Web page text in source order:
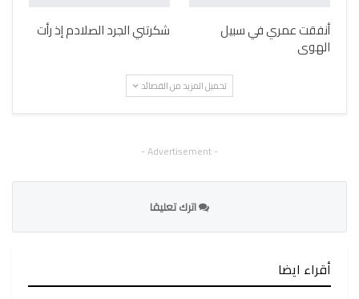
أنفقت عمري في سبيل
الهوى
شكرتني الجرد الصلادم إذ رأت
تحميل المزيد من القصائد
- Advertisement -
اترك تعليقا
أقراء ايضا